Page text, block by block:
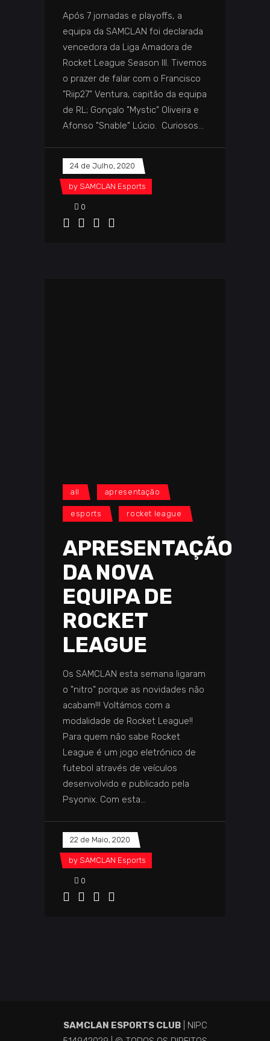
Após 7 jornadas e playoffs, a
equipa da SAMCLAN foi declarada
vencedora da Liga Amadora de
Rocket League Season III. Tivemos
o prazer de falar com o Francisco
"Riip27" Ventura, capitão da equipa
de RL; Gonçalo "Mystic" Oliveira e
Afonso "Snable" Lúcio. Curiosos
24 de Julho, 2020
by SAMCLAN Esports
0
all apresentação
esports rocket league
APRESENTAÇÃO
DA NOVA
EQUIPA DE
ROCKET
LEAGUE
Os SAMCLAN esta semana ligaram
o "nitro" porque as novidades não
acabam!!! Voltámos com a
modalidade de Rocket League!!
Para quem não sabe Rocket
League é um jogo eletrónico de
futebol através de veículos
desenvolvido e publicado pela
Psyonix. Com esta
22 de Maio, 2020
by SAMCLAN Esports
0
SAMCLAN ESPORTS CLUB| NIPC